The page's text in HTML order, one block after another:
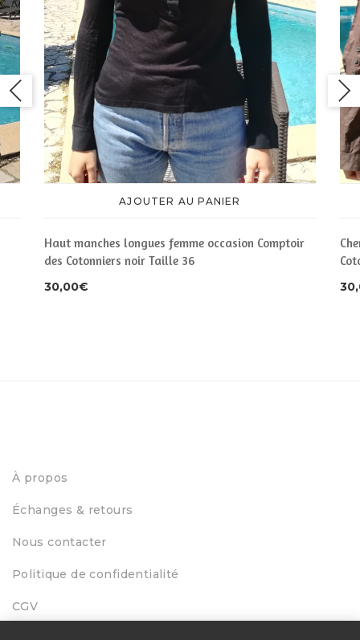
AJOUTER AU PANIER
Haut manches longues femme occasion Comptoir
des Cotonniers noir Taille 36
30,00€
À propos
Échanges & retours
Nous contacter
Politique de confidentialité
CGV